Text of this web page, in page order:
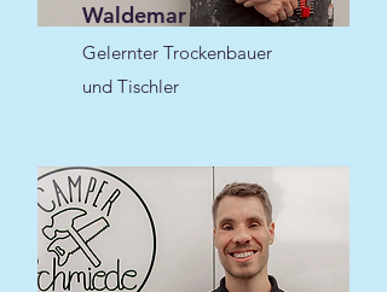
Waldemar
Gelernter Trockenbauer
und Tischler